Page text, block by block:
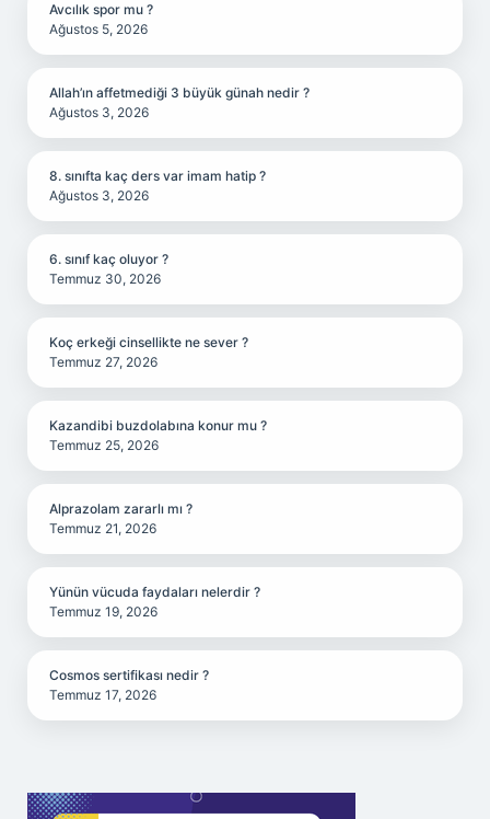
Avcılık spor mu ?
Ağustos 5, 2026
Allah’ın affetmediği 3 büyük günah nedir ?
Ağustos 3, 2026
8. sınıfta kaç ders var imam hatip ?
Ağustos 3, 2026
6. sınıf kaç oluyor ?
Temmuz 30, 2026
Koç erkeği cinsellikte ne sever ?
Temmuz 27, 2026
Kazandibi buzdolabına konur mu ?
Temmuz 25, 2026
Alprazolam zararlı mı ?
Temmuz 21, 2026
Yünün vücuda faydaları nelerdir ?
Temmuz 19, 2026
Cosmos sertifikası nedir ?
Temmuz 17, 2026